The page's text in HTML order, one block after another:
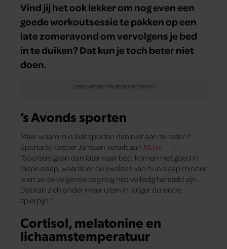
Vind jij het ook lekker om nog even een
goede workoutsessie te pakken op een
late zomeravond om vervolgens je bed
in te duiken? Dat kun je toch beter niet
doen.
’s Avonds sporten
Maar waarom is laat sporten dan niet aan te raden?
Sportarts Kasper Janssen vertelt aan NU.nl
:
“Sporters gaan dan later naar bed, komen niet goed in
diepe slaap, waardoor de kwaliteit van hun slaap minder
is en ze de volgende dag nog niet volledig hersteld zijn.
Dat kan zich onder meer uiten in langer durende
spierpijn.”
Cortisol, melatonine en
lichaamstemperatuur